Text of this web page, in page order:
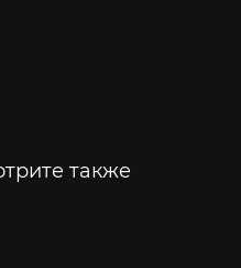
также